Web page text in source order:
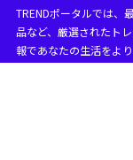
TRENDポータルでは、
品など、厳選されたト
報であなたの生活をより
目次